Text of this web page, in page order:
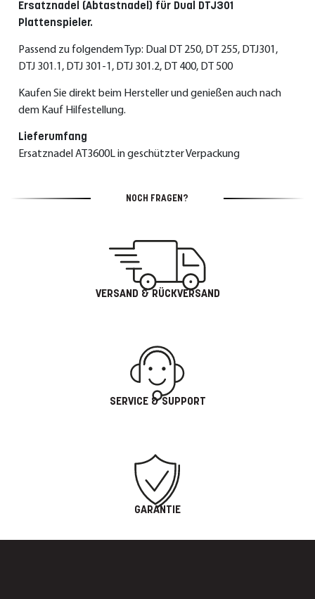
Ersatznadel (Abtastnadel) für Dual DTJ301
Plattenspieler.
Passend zu folgendem Typ: Dual DT 250, DT 255, DTJ301,
DTJ 301.1, DTJ 301-1, DTJ 301.2, DT 400, DT 500
Kaufen Sie direkt beim Hersteller und genießen auch nach
dem Kauf Hilfestellung.
Lieferumfang
Ersatznadel AT3600L in geschützter Verpackung
NOCH FRAGEN?
VERSAND & RÜCKVERSAND
SERVICE & SUPPORT
GARANTIE